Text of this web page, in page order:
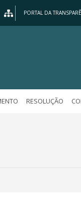
PORTAL DA
RESOLUÇÃO